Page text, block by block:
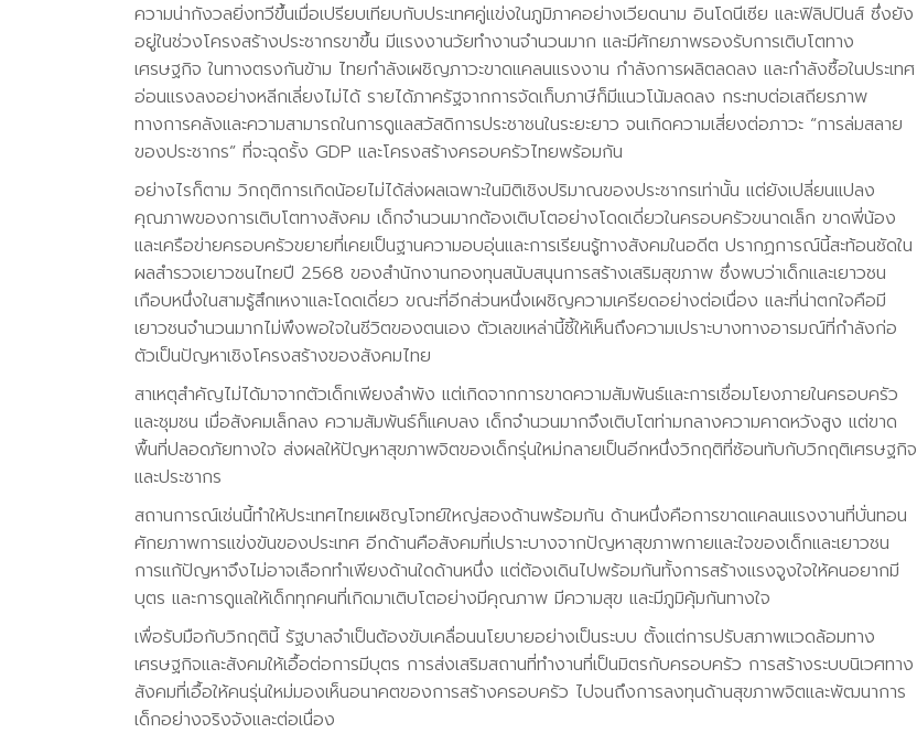
ความน่ากังวลยิ่งทวีขึ้นเมื่อเปรียบเทียบกับประเทศคู่แข่งในภูมิภาคอย่างเวียดนาม อินโดนีเซีย และฟิลิปปินส์ ซึ่งยัง
อยู่ในช่วงโครงสร้างประชากรขาขึ้น มีแรงงานวัยทำงานจำนวนมาก และมีศักยภาพรองรับการเติบโตทาง
เศรษฐกิจ ในทางตรงกันข้าม ไทยกำลังเผชิญภาวะขาดแคลนแรงงาน กำลังการผลิตลดลง และกำลังซื้อในประเทศ
อ่อนแรงลงอย่างหลีกเลี่ยงไม่ได้ รายได้ภาครัฐจากการจัดเก็บภาษีก็มีแนวโน้มลดลง กระทบต่อเสถียรภาพ
ทางการคลังและความสามารถในการดูแลสวัสดิการประชาชนในระยะยาว จนเกิดความเสี่ยงต่อภาวะ “การล่มสลาย
ของประชากร” ที่จะฉุดรั้ง GDP และโครงสร้างครอบครัวไทยพร้อมกัน
อย่างไรก็ตาม วิกฤติการเกิดน้อยไม่ได้ส่งผลเฉพาะในมิติเชิงปริมาณของประชากรเท่านั้น แต่ยังเปลี่ยนแปลง
คุณภาพของการเติบโตทางสังคม เด็กจำนวนมากต้องเติบโตอย่างโดดเดี่ยวในครอบครัวขนาดเล็ก ขาดพี่น้อง
และเครือข่ายครอบครัวขยายที่เคยเป็นฐานความอบอุ่นและการเรียนรู้ทางสังคมในอดีต ปรากฏการณ์นี้สะท้อนชัดใน
ผลสำรวจเยาวชนไทยปี 2568 ของสำนักงานกองทุนสนับสนุนการสร้างเสริมสุขภาพ ซึ่งพบว่าเด็กและเยาวชน
เกือบหนึ่งในสามรู้สึกเหงาและโดดเดี่ยว ขณะที่อีกส่วนหนึ่งเผชิญความเครียดอย่างต่อเนื่อง และที่น่าตกใจคือมี
เยาวชนจำนวนมากไม่พึงพอใจในชีวิตของตนเอง ตัวเลขเหล่านี้ชี้ให้เห็นถึงความเปราะบางทางอารมณ์ที่กำลังก่อ
ตัวเป็นปัญหาเชิงโครงสร้างของสังคมไทย
สาเหตุสำคัญไม่ได้มาจากตัวเด็กเพียงลำพัง แต่เกิดจากการขาดความสัมพันธ์และการเชื่อมโยงภายในครอบครัว
และชุมชน เมื่อสังคมเล็กลง ความสัมพันธ์ก็แคบลง เด็กจำนวนมากจึงเติบโตท่ามกลางความคาดหวังสูง แต่ขาด
พื้นที่ปลอดภัยทางใจ ส่งผลให้ปัญหาสุขภาพจิตของเด็กรุ่นใหม่กลายเป็นอีกหนึ่งวิกฤติที่ซ้อนทับกับวิกฤติเศรษฐกิจ
และประชากร
สถานการณ์เช่นนี้ทำให้ประเทศไทยเผชิญโจทย์ใหญ่สองด้านพร้อมกัน ด้านหนึ่งคือการขาดแคลนแรงงานที่บั่นทอน
ศักยภาพการแข่งขันของประเทศ อีกด้านคือสังคมที่เปราะบางจากปัญหาสุขภาพกายและใจของเด็กและเยาวชน
การแก้ปัญหาจึงไม่อาจเลือกทำเพียงด้านใดด้านหนึ่ง แต่ต้องเดินไปพร้อมกันทั้งการสร้างแรงจูงใจให้คนอยากมี
บุตร และการดูแลให้เด็กทุกคนที่เกิดมาเติบโตอย่างมีคุณภาพ มีความสุข และมีภูมิคุ้มกันทางใจ
เพื่อรับมือกับวิกฤตินี้ รัฐบาลจำเป็นต้องขับเคลื่อนนโยบายอย่างเป็นระบบ ตั้งแต่การปรับสภาพแวดล้อมทาง
เศรษฐกิจและสังคมให้เอื้อต่อการมีบุตร การส่งเสริมสถานที่ทำงานที่เป็นมิตรกับครอบครัว การสร้างระบบนิเวศทาง
สังคมที่เอื้อให้คนรุ่นใหม่มองเห็นอนาคตของการสร้างครอบครัว ไปจนถึงการลงทุนด้านสุขภาพจิตและพัฒนาการ
เด็กอย่างจริงจังและต่อเนื่อง